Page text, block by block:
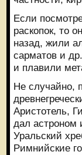
Если
раскопок, то
назад, жили
сарматов и
и плавили
Не случайно,
Аристотель,
дал астроном
Уральский
Римнийские